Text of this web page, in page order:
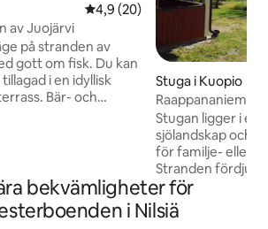
4,9 av 5 i genomsnittligt
4,9 (20)
av Juojärvi
på stranden av
gott om fisk. Du kan
i en idyllisk
Bär- och
öppen spis i stugan
än att laga
brådska med en
Stuga i Kuopio
Raappananiemi
Stugan ligger i
sjölandskap och
för familje- eller
Stranden
gästerna har
Tahko backarna
ligger en bilresa bort. I hyran
bekvämligheter för
i Nilsiä